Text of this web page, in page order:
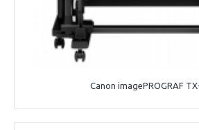
Canon imagePROGRAF